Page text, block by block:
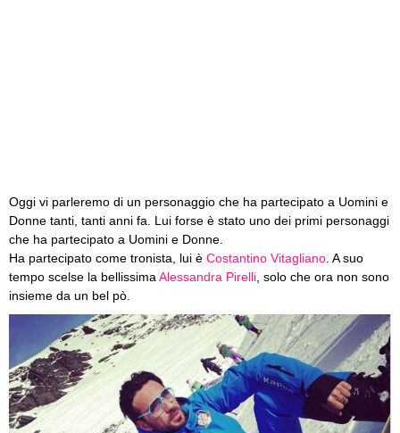
Oggi vi parleremo di un personaggio che ha partecipato a Uomini e
Donne tanti, tanti anni fa. Lui forse è stato uno dei primi personaggi
che ha partecipato a Uomini e Donne.
Ha partecipato come tronista, lui è Costantino Vitagliano . A suo
tempo scelse la bellissima Alessandra Pirelli , solo che ora non sono
insieme da un bel pò.